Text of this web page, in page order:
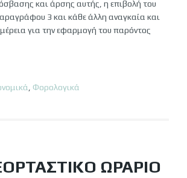
και άρσης αυτής, η επιβολή του
3 και κάθε άλλη αναγκαία και
για την εφαρμογή του παρόντος
Φορολογικά
ΩΡΆΡΙΟ